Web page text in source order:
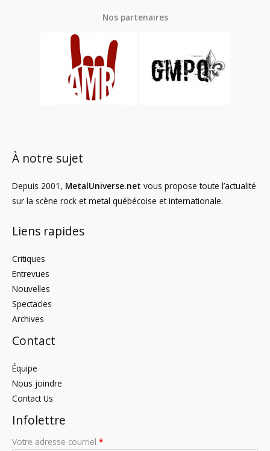
Nos partenaires
À notre sujet
Depuis 2001, MetalUniverse.net vous propose toute l’actualité
sur la scène rock et metal québécoise et internationale.
Liens rapides
Critiques
Entrevues
Nouvelles
Spectacles
Archives
Contact
Équipe
Nous joindre
Contact Us
Infolettre
Votre adresse courriel *